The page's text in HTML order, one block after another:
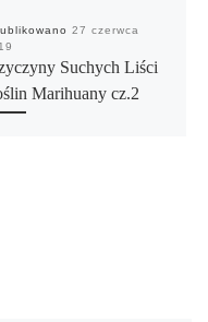
27 czerwca
Suchych Liści
Marihuany cz.2